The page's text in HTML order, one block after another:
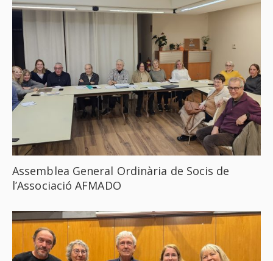
Assemblea General Ordinària de Socis de
l’Associació AFMADO